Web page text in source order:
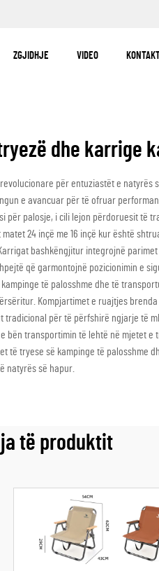
ZGJIDHJE VIDEO
dhe karrige
për entuziastët e
e avancuar për të ofruar
palosje, i cili lejon përdoruesit të
24 inçë me 16 inçë kur është
bashkëngjitur integrojnë
që garmontojnë pozicionimin e
të palosshme dhe të
Kompjartimet e ruajtjes
për të përfshirë ngjarje të
bën transportimin të lehtë në mjetet
tryese së kampinge të palosshme
natyrës së hapur.
të produktit